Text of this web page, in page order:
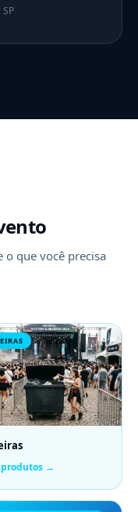
o que você precisa
produtos →